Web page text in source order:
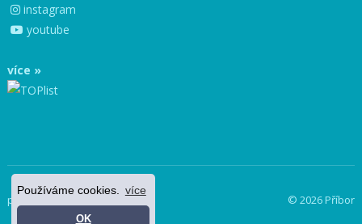
Používáme cookies. více
OK
instagram
youtube
více »
powered by netnews © 2026 Příbor